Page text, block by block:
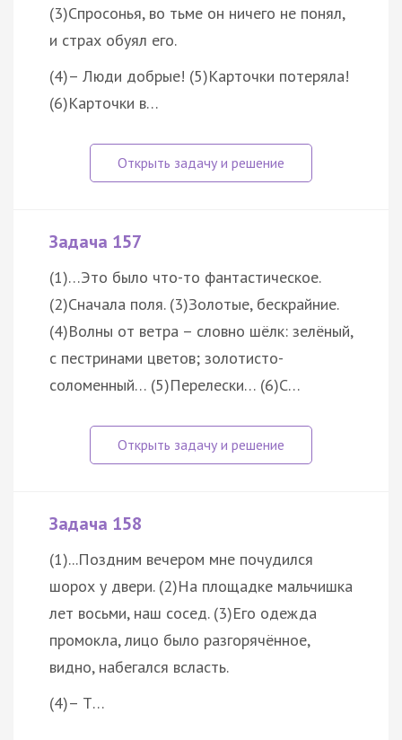
(3)Спросонья, во тьме он ничего не понял,
и страх обуял его.
(4)– Люди добрые! (5)Карточки потеряла!
(6)Карточки в…
Задача 157
(1)…Это было что-то фантастическое.
(2)Сначала поля. (3)Золотые, бескрайние.
(4)Волны от ветра – словно шёлк: зелёный,
с пестринами цветов; золотисто-
соломенный… (5)Перелески… (6)С…
Задача 158
(1)...Поздним вечером мне почудился
шорох у двери. (2)На площадке мальчишка
лет восьми, наш сосед. (3)Его одежда
промокла, лицо было разгорячённое,
видно, набегался всласть.
(4)– Т…